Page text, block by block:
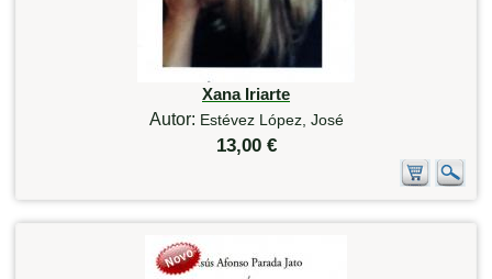
Xana Iriarte
Autor: Estévez López, José
13,00 €